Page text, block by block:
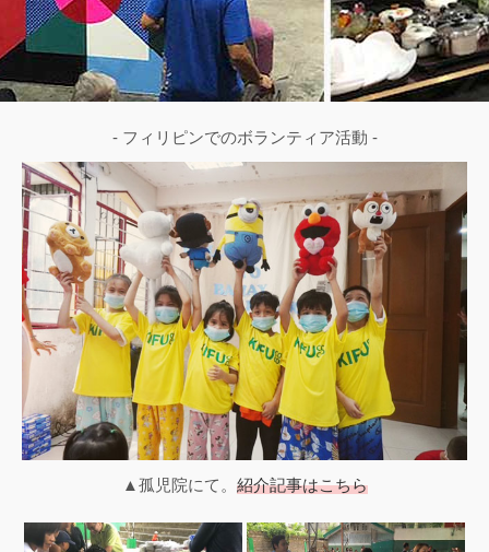
- フィリピンでのボランティア活動 -
▲孤児院にて。 紹介記事はこちら